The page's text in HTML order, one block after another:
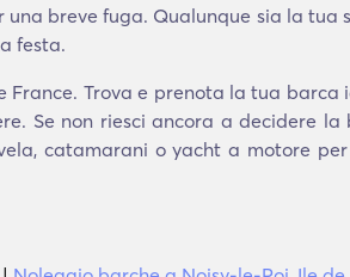
una breve fuga. Qualunque sia la tua
festa.
Trova e prenota la tua barca
Se non riesci ancora a decidere la
catamarani o yacht a motore